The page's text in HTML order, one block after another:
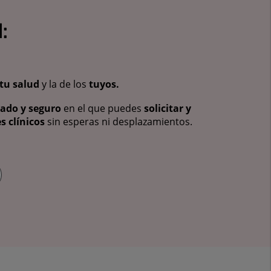
tu salud y la de los tuyos.
y seguro en el que puedes solicitar y
clínicos sin esperas ni desplazamientos.